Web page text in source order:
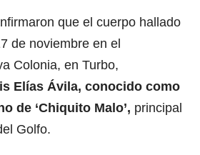
que el cuerpo hallado
de noviembre en el
Colonia, en Turbo,
Elías Ávila, conocido como
de ‘Chiquito Malo’, principal
Golfo.